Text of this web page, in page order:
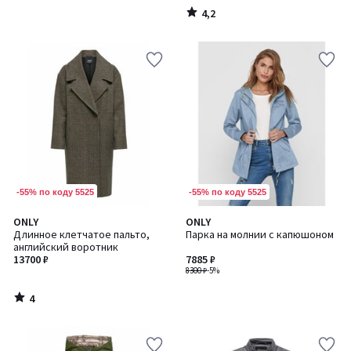
4,2
/
-55% по коду 5525
ONLY
Длинное клетчатое пальто,
английский воротник
13700 ₽
4
/
5
4
/
-55% по коду 5525
ONLY
Парка на молнии с капюшоном
8300 ₽-5%
7885 ₽